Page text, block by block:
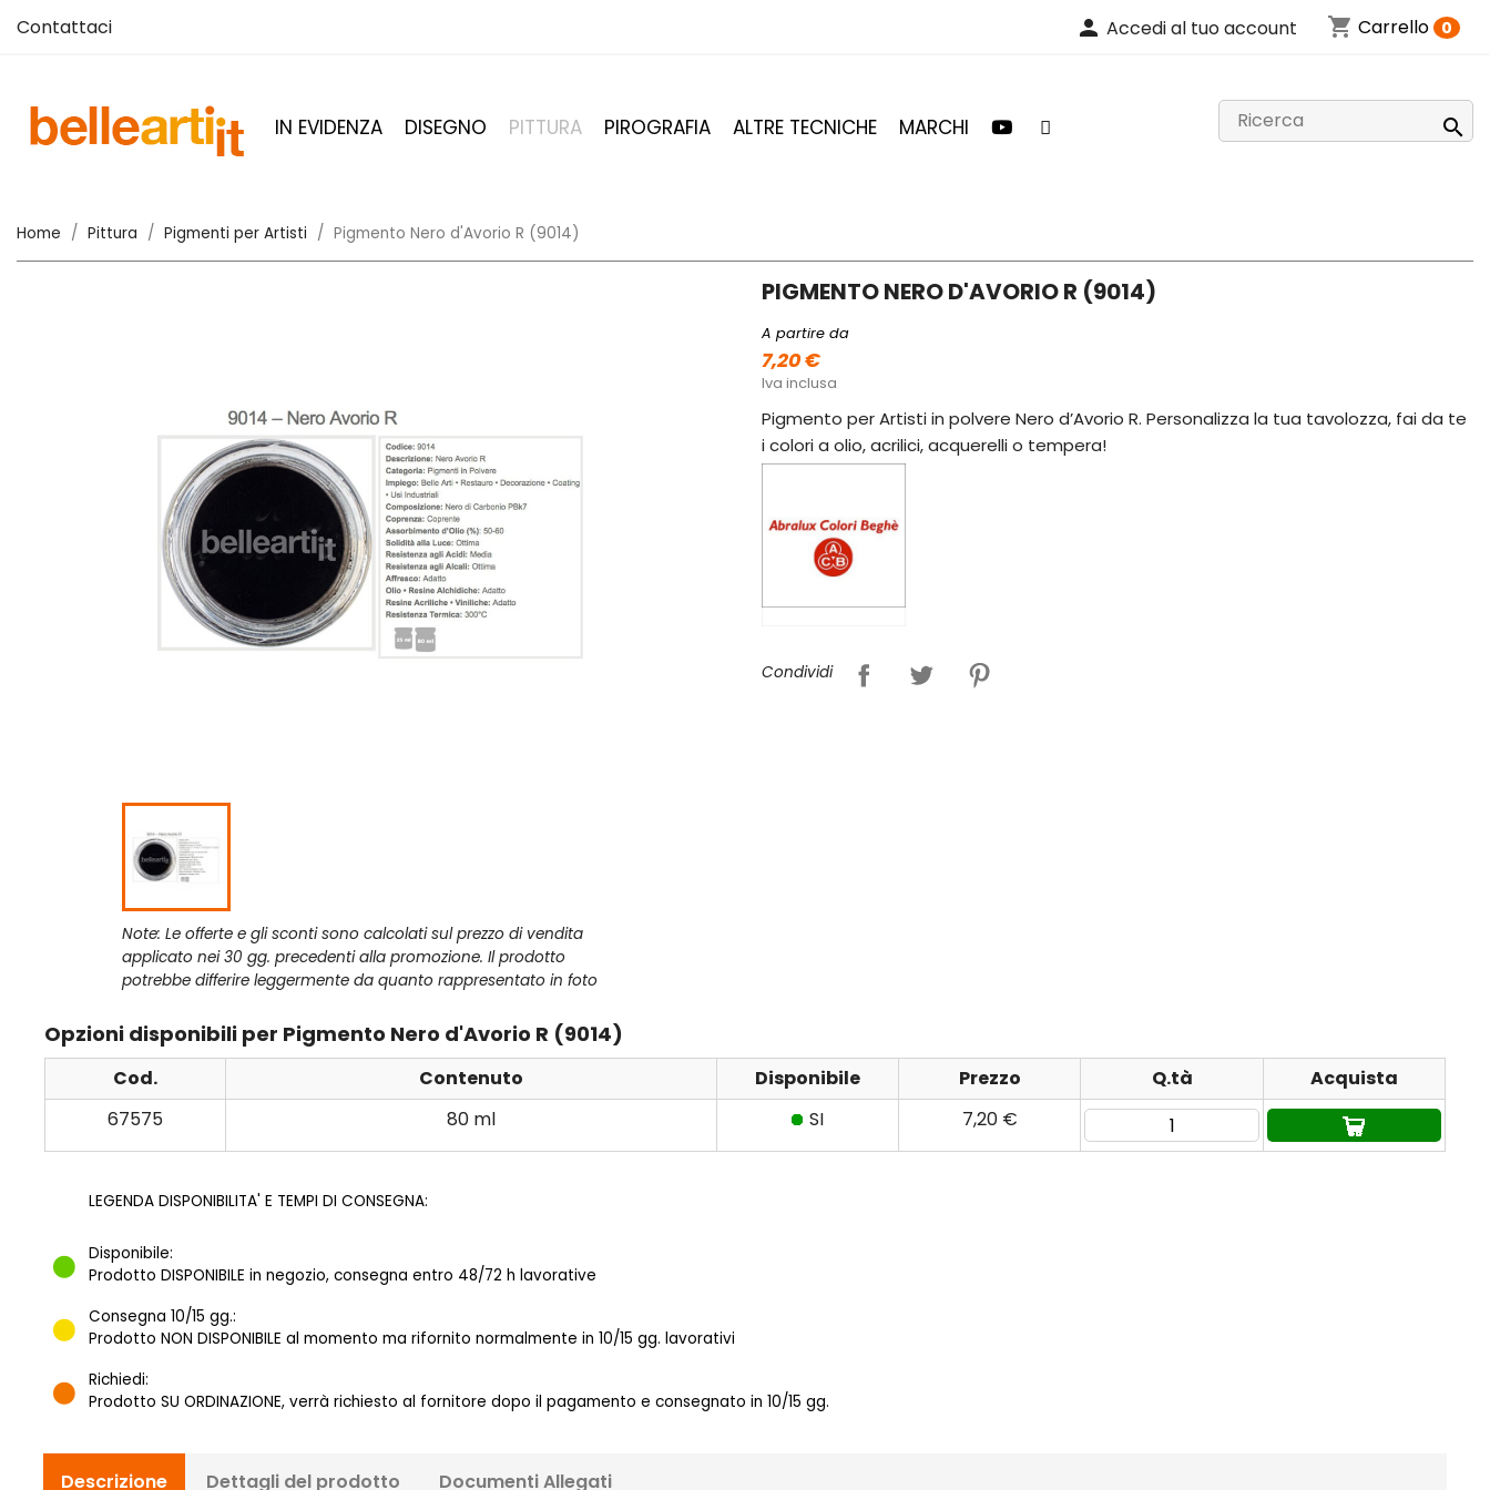
Contattaci person Accedi al tuo account shopping_cart Carrello 0
IN EVIDENZA DISEGNO PITTURA PIROGRAFIA ALTRE TECNICHE MARCHI 
Home Pittura Pigmenti per Artisti Pigmento Nero d'Avorio R (9014)
Note: Le offerte e gli sconti sono calcolati sul prezzo di vendita
applicato nei 30 gg. precedenti alla promozione. Il prodotto
potrebbe differire leggermente da quanto rappresentato in foto
PIGMENTO NERO D'AVORIO R (9014)
A partire da
7,20 €
Iva inclusa
Pigmento per Artisti in polvere Nero d’Avorio R. Personalizza la tua tavolozza, fai da te
i colori a olio, acrilici, acquerelli o tempera!
Condividi
Opzioni disponibili per Pigmento Nero d'Avorio R (9014)
Cod. Contenuto Disponibile Prezzo Q.tà
Acquista
67575
80 ml SI 7,20 €
LEGENDA DISPONIBILITA' E TEMPI DI CONSEGNA:
Disponibile:
Prodotto DISPONIBILE in negozio, consegna entro 48/72 h lavorative
Consegna 10/15 gg.:
Prodotto NON DISPONIBILE al momento ma rifornito normalmente in 10/15 gg. lavorativi
Richiedi:
Prodotto SU ORDINAZIONE, verrà richiesto al fornitore dopo il pagamento e consegnato in 10/15 gg.
Descrizione Dettagli del prodotto Documenti Allegati